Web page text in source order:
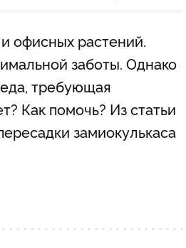
офисных растений.
заботы. Однако
требующая
Как помочь? Из статьи
замиокулькаса